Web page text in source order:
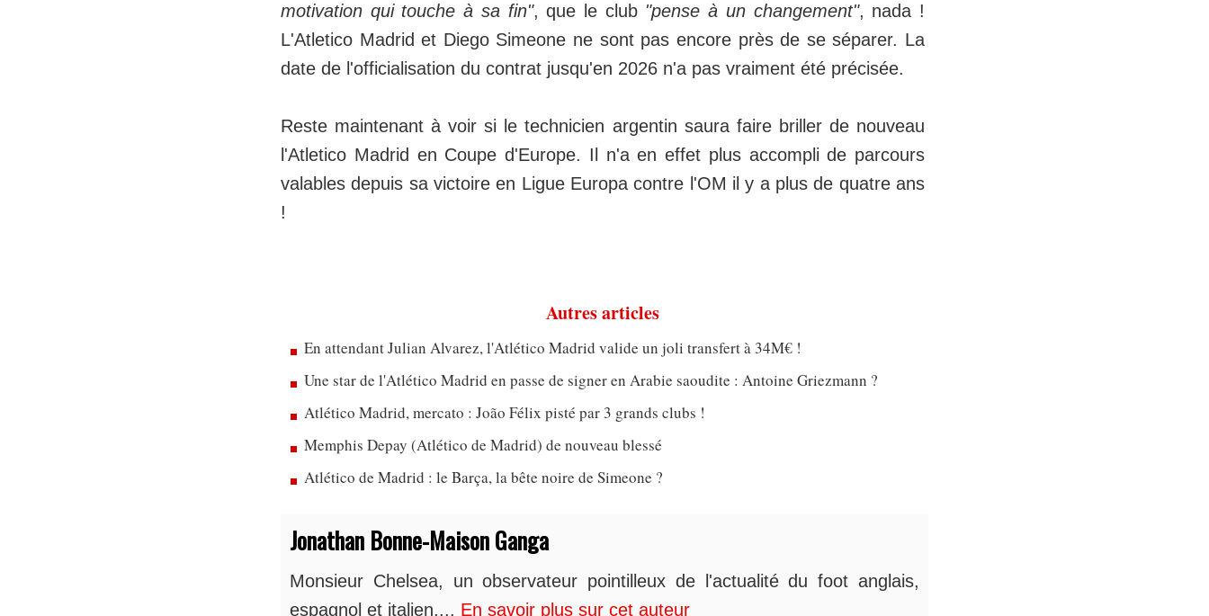
motivation qui touche à sa fin", que le club "pense à un changement", nada !
L'Atletico Madrid et Diego Simeone ne sont pas encore près de se séparer. La
date de l'officialisation du contrat jusqu'en 2026 n'a pas vraiment été précisée.
Reste maintenant à voir si le technicien argentin saura faire briller de nouveau
l'Atletico Madrid en Coupe d'Europe. Il n'a en effet plus accompli de parcours
valables depuis sa victoire en Ligue Europa contre l'OM il y a plus de quatre ans
!
Autres articles
En attendant Julian Alvarez, l'Atlético Madrid valide un joli transfert à 34M€ !
Une star de l'Atlético Madrid en passe de signer en Arabie saoudite : Antoine Griezmann ?
Atlético Madrid, mercato : João Félix pisté par 3 grands clubs !
Memphis Depay (Atlético de Madrid) de nouveau blessé
Atlético de Madrid : le Barça, la bête noire de Simeone ?
Jonathan Bonne-Maison Ganga
Monsieur Chelsea, un observateur pointilleux de l'actualité du foot anglais,
espagnol et italien,... En savoir plus sur cet auteur